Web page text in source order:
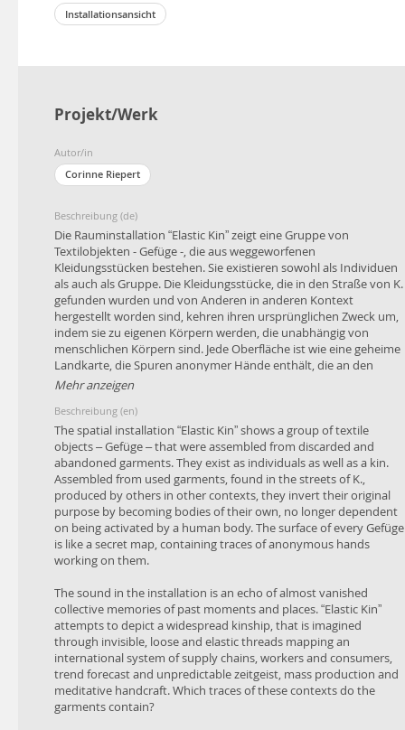
Installationsansicht
Projekt/Werk
Autor/in
Corinne Riepert
Beschreibung (de)
Die Rauminstallation “Elastic Kin” zeigt eine Gruppe von
Textilobjekten - Gefüge -, die aus weggeworfenen
Kleidungsstücken bestehen. Sie existieren sowohl als Individuen
als auch als Gruppe. Die Kleidungsstücke, die in den Straße von K.
gefunden wurden und von Anderen in anderen Kontext
hergestellt worden sind, kehren ihren ursprünglichen Zweck um,
indem sie zu eigenen Körpern werden, die unabhängig von
menschlichen Körpern sind. Jede Oberfläche ist wie eine geheime
Landkarte, die Spuren anonymer Hände enthält, die an den
Textilien gearbeitet haben.
Der Sound der Installation ist ein Echo - fast verschwundener,
kollektiver Erinnerungen an vergangene Momente und Orte.
“Elastic Kin” versucht, eine weit verbreitete Verwandtschaft
darzustellen, die durch unsichtbare, lose und elastische Fäden
imaginiert wird, die ein internationales System von Lieferketten,
Arbeiter*Innen und Konsument*Innen, Trendprognosen und
unvorhersehbarem Zeitgeist, Massenproduktion und meditativer
Handarbeit abbilden. Welche Spuren dieser Kontexte enthalten
die Kleidungsstücke?
Raum. Es zeigt die Gefüge, die eine neue Existenz außerhalb ihrer
Produktions- und Vermarktungskontexte führen: Sie kehren in
ein Einkaufszentrum zurück, animiert von den Menschen, die sie
einst bekleideten.
Mehr anzeigen
Beschreibung (en)
The spatial installation “Elastic Kin” shows a group of textile
objects – Gefüge – that were assembled from discarded and
abandoned garments. They exist as individuals as well as a kin.
Assembled from used garments, found in the streets of K.,
produced by others in other contexts, they invert their original
purpose by becoming bodies of their own, no longer dependent
on being activated by a human body. The surface of every Gefüge
is like a secret map, containing traces of anonymous hands
working on them.
The sound in the installation is an echo of almost vanished
collective memories of past moments and places. “Elastic Kin”
attempts to depict a widespread kinship, that is imagined
through invisible, loose and elastic threads mapping an
international system of supply chains, workers and consumers,
trend forecast and unpredictable zeitgeist, mass production and
meditative handcraft. Which traces of these contexts do the
garments contain?